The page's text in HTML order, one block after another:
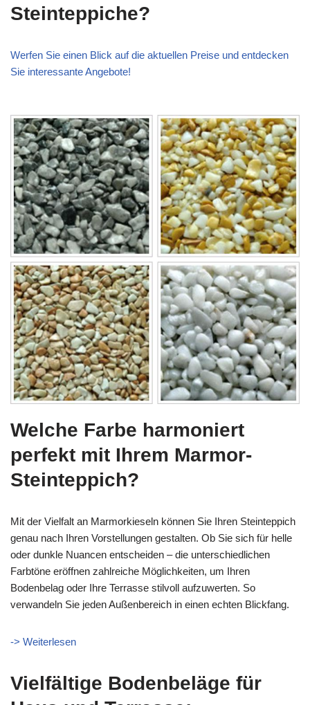
Steinteppiche?
Werfen Sie einen Blick auf die aktuellen Preise und entdecken
Sie interessante Angebote!
Welche Farbe harmoniert
perfekt mit Ihrem Marmor-
Steinteppich?
Mit der Vielfalt an Marmorkieseln können Sie Ihren Steinteppich
genau nach Ihren Vorstellungen gestalten. Ob Sie sich für helle
oder dunkle Nuancen entscheiden – die unterschiedlichen
Farbtöne eröffnen zahlreiche Möglichkeiten, um Ihren
Bodenbelag oder Ihre Terrasse stilvoll aufzuwerten. So
verwandeln Sie jeden Außenbereich in einen echten Blickfang.
-> Weiterlesen
Vielfältige Bodenbeläge für